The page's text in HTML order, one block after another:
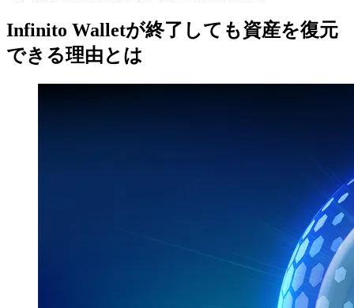
Infinito Walletが終了しても資産を復元
できる理由とは